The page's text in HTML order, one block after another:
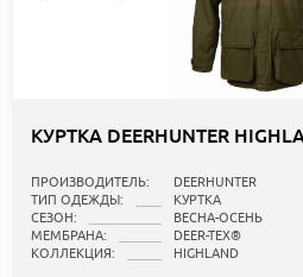
КУРТКА DEERHUNTER
ПРОИЗВОДИТЕЛЬ:
DEERHUNTER
ТИП ОДЕЖДЫ:
КУРТКА
СЕЗОН:
ВЕСНА-ОСЕНЬ
МЕМБРАНА:
DEER-TEX®
КОЛЛЕКЦИЯ:
HIGHLAND